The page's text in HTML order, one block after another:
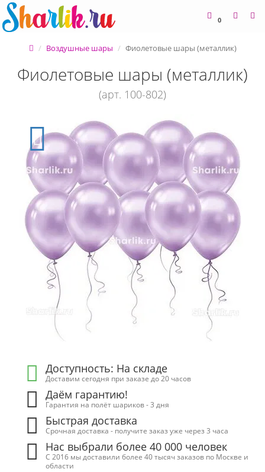
0
Воздушные шары Фиолетовые шары (металлик)
Фиолетовые шары (металлик)
(арт. 100-802)
Доступность: На складе
Доставим сегодня при заказе до 20 часов
Даём гарантию!
Гарантия на полёт шариков - 3 дня
Быстрая доставка
Срочная доставка - получите заказ уже через 3 часа
Нас выбрали более 40 000 человек
С 2016 мы доставили более 40 тысяч заказов по Москве и
области